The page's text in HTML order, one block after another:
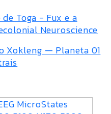
Toga - Fux e a
Neuroscience
Xokleng — Planeta 01